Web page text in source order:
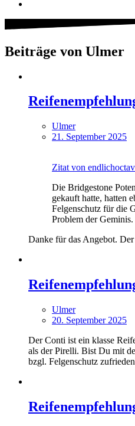
Beiträge von Ulmer
Ulmer
21. September 2025
Zitat von
Die Bridgestone
gekauft hatte, hatten
Felgenschutz für die
Problem der Geminis.
Danke für das Angebot.
Ulmer
20. September 2025
Der Conti ist ein klasse
als der Pirelli. Bist Du mit
bzgl. Felgenschutz